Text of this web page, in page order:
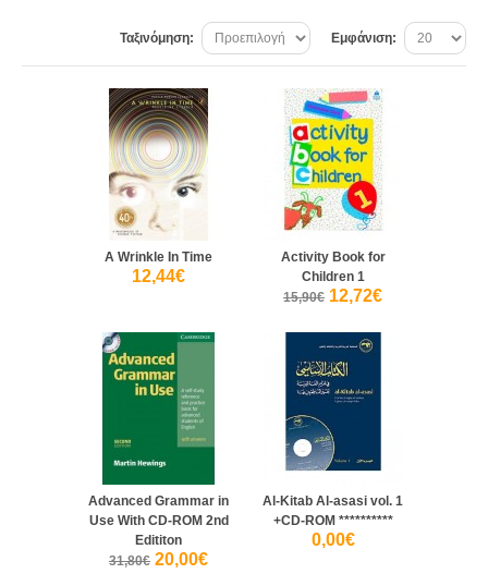
Εμφάνιση:
Ταξινόμηση:
A Wrinkle In Time
12,44€
Activity Book for
Children 1
15,90€ 12,72€
Advanced Grammar in
Use With CD-ROM 2nd
Edititon
31,80€ 20,00€
Al-Kitab Al-asasi vol. 1
+CD-ROM **********
0,00€